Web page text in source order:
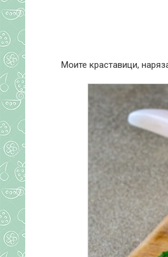
Моите краставици,